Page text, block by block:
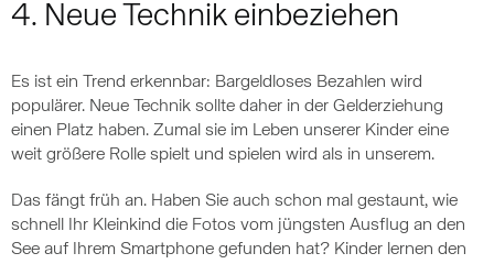
4. Neue Technik einbeziehen
Es ist ein Trend erkennbar: Bargeldloses Bezahlen wird
populärer. Neue Technik sollte daher in der Gelderziehung
einen Platz haben. Zumal sie im Leben unserer Kinder eine
weit größere Rolle spielt und spielen wird als in unserem.
Das fängt früh an. Haben Sie auch schon mal gestaunt, wie
schnell Ihr Kleinkind die Fotos vom jüngsten Ausflug an den
See auf Ihrem Smartphone gefunden hat? Kinder lernen den